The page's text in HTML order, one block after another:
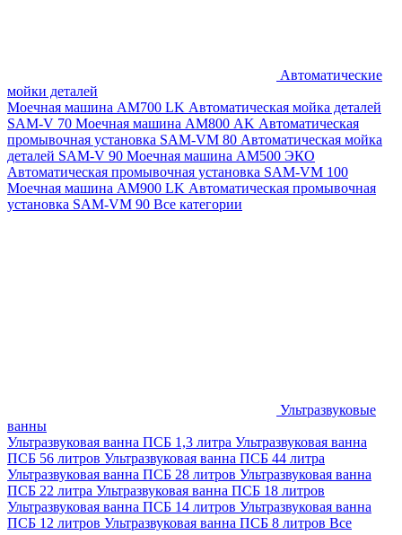
Автоматические
мойки деталей
Моечная машина AM700 LK Автоматическая мойка деталей
SAM-V 70 Моечная машина АМ800 AK Автоматическая
промывочная установка SAM-VM 80 Автоматическая мойка
деталей SAM-V 90 Моечная машина АМ500 ЭКО
Автоматическая промывочная установка SAM-VM 100
Моечная машина AM900 LK Автоматическая промывочная
установка SAM-VM 90 Все категории
Ультразвуковые
ванны
Ультразвуковая ванна ПСБ 1,3 литра Ультразвуковая ванна
ПСБ 56 литров Ультразвуковая ванна ПСБ 44 литра
Ультразвуковая ванна ПСБ 28 литров Ультразвуковая ванна
ПСБ 22 литра Ультразвуковая ванна ПСБ 18 литров
Ультразвуковая ванна ПСБ 14 литров Ультразвуковая ванна
ПСБ 12 литров Ультразвуковая ванна ПСБ 8 литров Все